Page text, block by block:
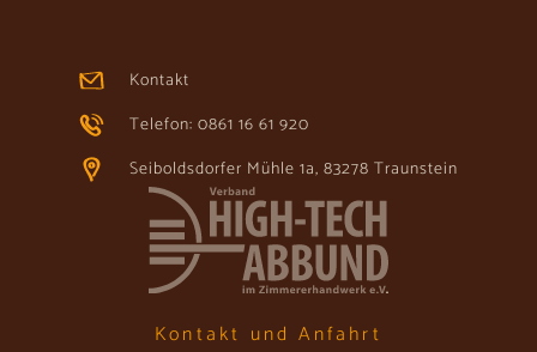
Kontakt
Telefon: 0861 16 61 920
Seiboldsdorfer Mühle 1a, 83278 Traunstein
Kontakt und Anfahrt